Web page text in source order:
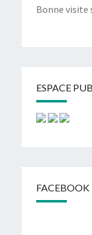
Bonne visite
ESPACE
FACEBOOK